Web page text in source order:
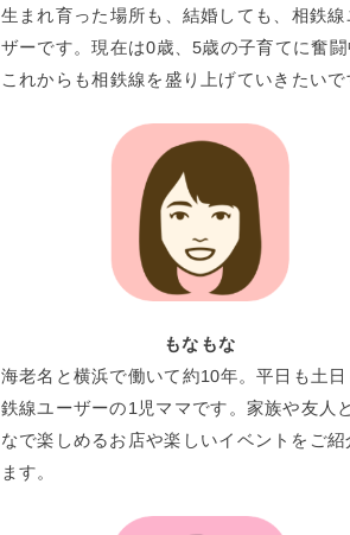
生まれ育った場所も、結婚しても、相鉄線
ザーです。現在は0歳、5歳の子育てに奮闘
これからも相鉄線を盛り上げていきたいで
もなもな
海老名と横浜で働いて約10年。平日も土日
鉄線ユーザーの1児ママです。家族や友人
なで楽しめるお店や楽しいイベントをご紹
ます。